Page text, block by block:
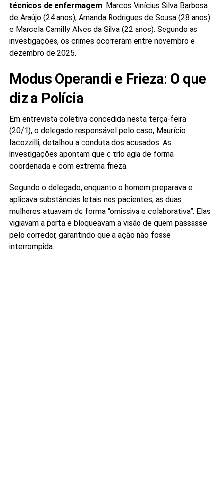
técnicos de enfermagem: Marcos Vinícius Silva Barbosa
de Araújo (24 anos), Amanda Rodrigues de Sousa (28 anos)
e Marcela Camilly Alves da Silva (22 anos). Segundo as
investigações, os crimes ocorreram entre novembro e
dezembro de 2025.
Modus Operandi e Frieza: O que
diz a Polícia
Em entrevista coletiva concedida nesta terça-feira
(20/1), o delegado responsável pelo caso, Maurício
Iacozzilli, detalhou a conduta dos acusados. As
investigações apontam que o trio agia de forma
coordenada e com extrema frieza.
Segundo o delegado, enquanto o homem preparava e
aplicava substâncias letais nos pacientes, as duas
mulheres atuavam de forma “omissiva e colaborativa”. Elas
vigiavam a porta e bloqueavam a visão de quem passasse
pelo corredor, garantindo que a ação não fosse
interrompida.